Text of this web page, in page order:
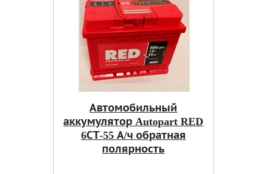
Автомобильный
аккумулятор Autopart RED
6СТ-55 А/ч обратная
полярность